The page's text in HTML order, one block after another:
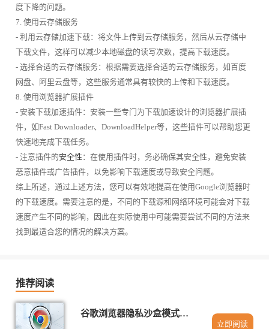
度下降的问题。
7. 使用云存储服务
- 利用云存储加速下载：将文件上传到云存储服务，然后从云存储中
下载文件，这样可以减少本地磁盘的读写次数，提高下载速度。
- 选择合适的云存储服务：根据需要选择合适的云存储服务，如百度
网盘、阿里云盘等，这些服务通常具有较快的上传和下载速度。
8. 使用浏览器扩展插件
- 安装下载加速插件：安装一些专门为下载加速设计的浏览器扩展插
件，如Fast Downloader、DownloadHelper等，这些插件可以帮助您更
快速地完成下载任务。
- 注意插件的安全性 ：在使用插件时，务必确保其安全性，避免安装
恶意插件或广告插件，以免影响下载速度或导致安全问题。
综上所述，通过上述方法，您可以有效地提高在使用Google浏览器时
的下载速度。需要注意的是，不同的下载源和网络环境可能会对下载
速度产生不同的影响，因此在实际使用中可能需要尝试不同的方法来
找到最适合您的情况的解决方案。
推荐阅读
谷歌浏览器隐私沙盒模式怎么关闭
立即阅读